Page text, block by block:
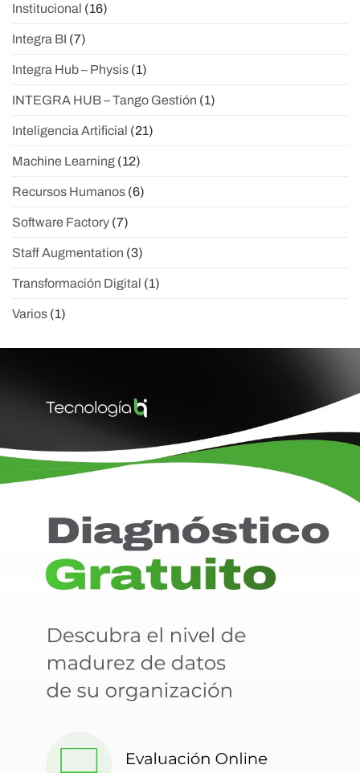
Institucional (16)
Integra BI (7)
Integra Hub – Physis (1)
INTEGRA HUB – Tango Gestión (1)
Inteligencia Artificial (21)
Machine Learning (12)
Recursos Humanos (6)
Software Factory (7)
Staff Augmentation (3)
Transformación Digital (1)
Varios (1)